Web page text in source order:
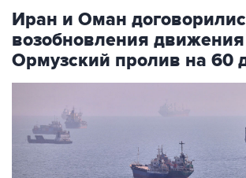
Иран и Оман
возобновления
Ормузский пролив на 60